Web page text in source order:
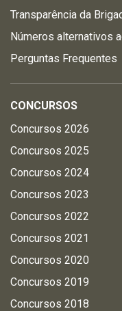
Transparência da
Números alternativos
Perguntas Frequentes
CONCURSOS
Concursos 2026
Concursos 2025
Concursos 2024
Concursos 2023
Concursos 2022
Concursos 2021
Concursos 2020
Concursos 2019
Concursos 2018